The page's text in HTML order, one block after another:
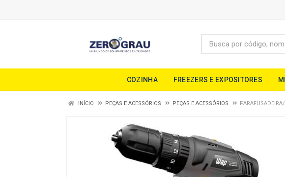
COZINHA FREEZERS E EXPOSITORES
INÍCIO PEÇAS E ACESSÓRIOS PEÇAS E ACESSÓRIOS